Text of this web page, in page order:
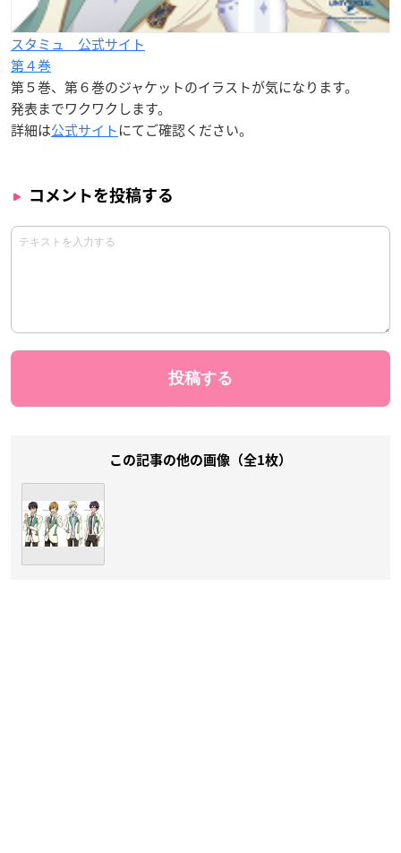
スタミュ 公式サイト
第４巻
第５巻、第６巻のジャケットのイラストが気になります。
発表までワクワクします。
詳細は公式サイトにてご確認ください。
コメントを投稿する
この記事の他の画像（全1枚）